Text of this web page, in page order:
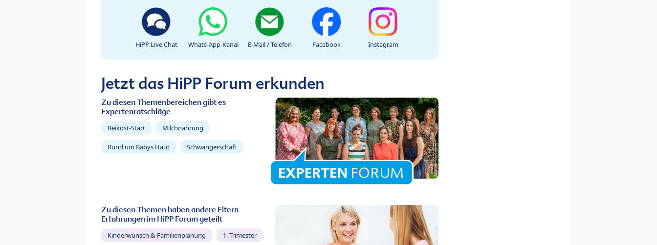
HiPP Live Chat Whats-App-Kanal E-Mail / Telefon Facebook Instagram
Jetzt das HiPP Forum erkunden
Zu diesen Themenbereichen gibt es
Expertenratschläge
Beikost-Start Milchnahrung
Rund um Babys Haut Schwangerschaft
Zu diesen Themen haben andere Eltern
Erfahrungen im HiPP Forum geteilt
Kinderwunsch & Familienplanung 1. Trimester